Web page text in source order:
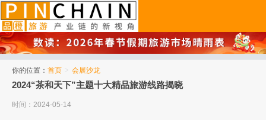
你的位置： 首页 > 会展沙龙
2024“茶和天下”主题十大精品旅游线路揭晓
时间：2024-05-14